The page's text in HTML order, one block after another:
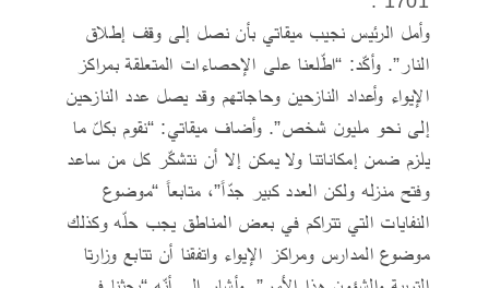
وأمل الرئيس نجيب ميقاتي بأن نصل إلى وقف إطلاق
النار”. وأكّد: “اطّلعنا على الإحصاءات المتعلقة بمراكز
الإيواء وأعداد النازحين وحاجاتهم وقد يصل عدد النازحين
إلى نحو مليون شخص”. وأضاف ميقاتي: “نقوم بكلّ ما
يلزم ضمن إمكاناتنا ولا يمكن إلا أن نتشكّر كل من ساعد
وفتح منزله ولكن العدد كبير جدّاً”، متابعاً “موضوع
النفايات التي تتراكم في بعض المناطق يجب حلّه وكذلك
موضوع المدارس ومراكز الإيواء واتفقنا أن تتابع وزارتا